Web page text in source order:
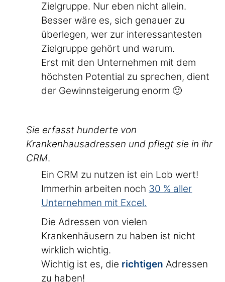
Zielgruppe. Nur eben nicht allein.
Besser wäre es, sich genauer zu
überlegen, wer zur interessantesten
Zielgruppe gehört und warum.
Erst mit den Unternehmen mit dem
höchsten Potential zu sprechen, dient
der Gewinnsteigerung enorm 🙂
Sie erfasst hunderte von
Krankenhausadressen und pflegt sie in ihr
CRM.
Ein CRM zu nutzen ist ein Lob wert!
Immerhin arbeiten noch 30 % aller
Unternehmen mit Excel.
Die Adressen von vielen
Krankenhäusern zu haben ist nicht
wirklich wichtig.
Wichtig ist es, die richtigen Adressen
zu haben!